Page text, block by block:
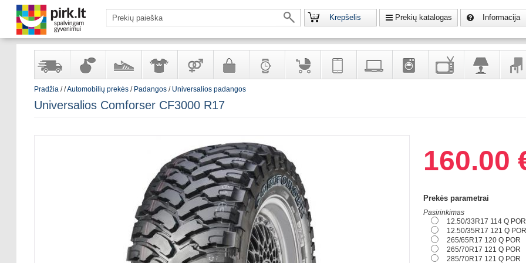
Krepšelis Prekių katalogas Informacija
sandėlyje
ir
kosmetika
ir
aksesuarai
suaugusiems
papuošalai
ir ryšio
namų
Pradžia//Automobilių prekės/ Padangos/ Universalios padangos
Universalios Comforser CF3000 R17
160.00
Prekės parametrai
Pasirinkimas
12.50/33R17 114 Q POR
12.50/35R17 121 Q POR
265/65R17 120 Q POR
265/70R17 121 Q POR
285/70R17 121 Q POR